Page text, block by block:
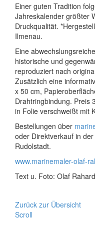
Einer guten Tradition
Jahreskalender größter
Druckqualität.
Ilmenau.
Eine
historische und
reproduziert nach
Zusätzlich eine
x 50 cm,
Drahtringbindung. Preis
in Folie verschweißt mit
Bestellungen über
oder Direktverkauf in
Rudolstadt.
www.marinemaler-olaf-
Text u. Foto: Olaf
Zurück zur Übersicht
Scroll